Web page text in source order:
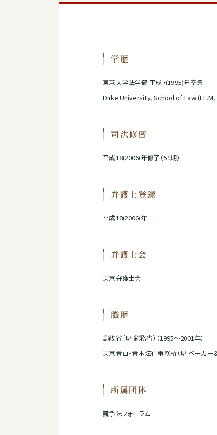
学歴
東京大学法学部 平成7(1995)年卒業
Duke University, School of Law (LL.M,
司法修習
平成18(2006)年修了（59期）
弁護士登録
平成18(2006)年
弁護士会
東京弁護士会
職歴
郵政省（現 総務省）（1995～2001年）
東京青山・青木法律事務所（現 ベーカー
所属団体
競争法フォーラム